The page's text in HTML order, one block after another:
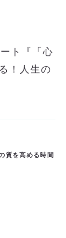
ト『「心
！人生の
質を高める時間